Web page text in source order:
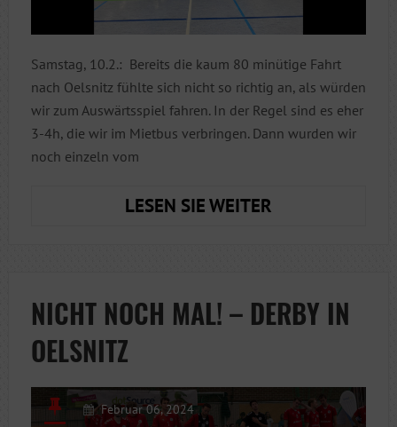
Samstag, 10.2.: Bereits die kaum 80 minütige Fahrt
nach Oelsnitz fühlte sich nicht so richtig an, als würden
wir zum Auswärtsspiel fahren. In der Regel sind es eher
3-4h, die wir im Mietbus verbringen. Dann wurden wir
noch einzeln vom
LESEN SIE WEITERHEIMSIEG
NICHT NOCH MAL! – DERBY IN
OELSNITZ
Februar 06, 2024